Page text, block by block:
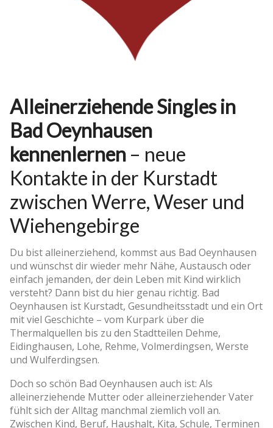
Alleinerziehende Singles in
Bad Oeynhausen
kennenlernen – neue
Kontakte in der Kurstadt
zwischen Werre, Weser und
Wiehengebirge
Du bist alleinerziehend, kommst aus Bad Oeynhausen
und wünschst dir wieder mehr Nähe, Austausch oder
einfach jemanden, der dein Leben mit Kind wirklich
versteht? Dann bist du hier genau richtig. Bad
Oeynhausen ist Kurstadt, Gesundheitsstadt und ein Ort
mit viel Geschichte – vom Kurpark über die
Thermalquellen bis zu den Stadtteilen Dehme,
Eidinghausen, Lohe, Rehme, Volmerdingsen, Werste
und Wulferdingsen.
Doch so schön Bad Oeynhausen auch ist: Als
alleinerziehende Mutter oder alleinerziehender Vater
fühlt sich der Alltag manchmal ziemlich voll an.
Zwischen Kind, Beruf, Haushalt, Kita, Schule, Terminen